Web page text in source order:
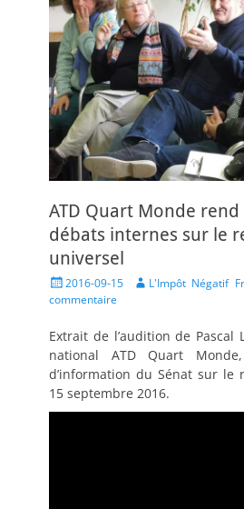
ATD Quart Monde
débats internes sur le
universel
Posted
on
2016-09-15 AuthorL'Impôt Négatif
commentaire
Extrait de l’audition de Pascal
national ATD Quart
d’information du Sénat sur le
15 septembre 2016.